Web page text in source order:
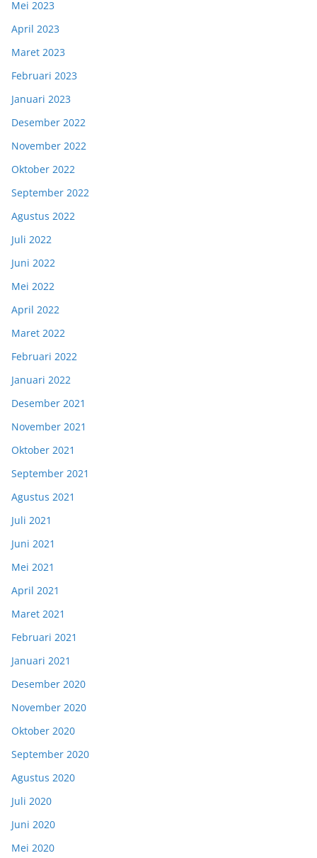
Mei 2023
April 2023
Maret 2023
Februari 2023
Januari 2023
Desember 2022
November 2022
Oktober 2022
September 2022
Agustus 2022
Juli 2022
Juni 2022
Mei 2022
April 2022
Maret 2022
Februari 2022
Januari 2022
Desember 2021
November 2021
Oktober 2021
September 2021
Agustus 2021
Juli 2021
Juni 2021
Mei 2021
April 2021
Maret 2021
Februari 2021
Januari 2021
Desember 2020
November 2020
Oktober 2020
September 2020
Agustus 2020
Juli 2020
Juni 2020
Mei 2020